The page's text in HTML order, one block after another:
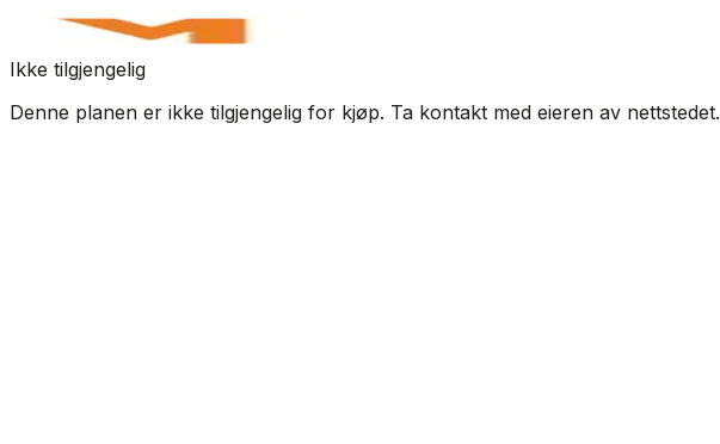
Ikke tilgjengelig
Denne planen er ikke tilgjengelig for kjøp. Ta kontakt med eieren av nettstedet.